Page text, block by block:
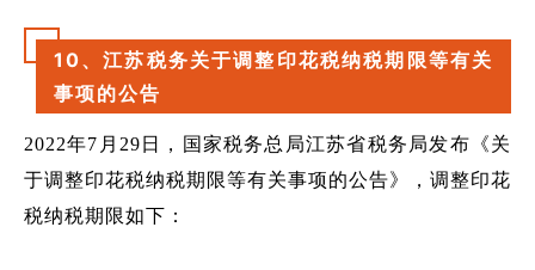
10、江苏税务关于调整印花税纳税期限等有关
事项的公告
2022年7月29日，国家税务总局江苏省税务局发布《关
于调整印花税纳税期限等有关事项的公告》，调整印花
税纳税期限如下：